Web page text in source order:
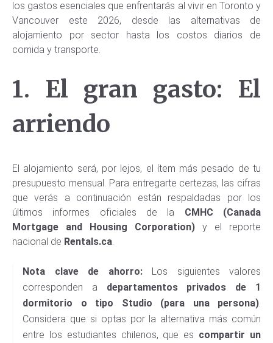
los gastos esenciales que enfrentarás al vivir en Toronto y
Vancouver este 2026, desde las alternativas de
alojamiento por sector hasta los costos diarios de
comida y transporte.
1. El gran gasto: El
arriendo
El alojamiento será, por lejos, el ítem más pesado de tu
presupuesto mensual. Para entregarte certezas, las cifras
que verás a continuación están respaldadas por los
últimos informes oficiales de la CMHC (Canada
Mortgage and Housing Corporation) y el reporte
nacional de Rentals.ca.
Nota clave de ahorro:Los siguientes valores
corresponden a departamentos privados de 1
dormitorio o tipo Studio (para una persona).
Considera que si optas por la alternativa más común
entre los estudiantes chilenos, que es compartir un